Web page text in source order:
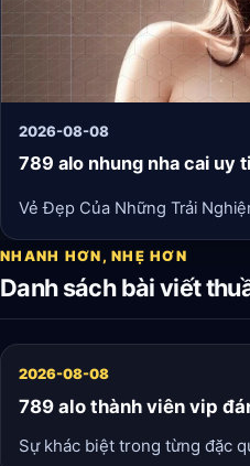
2026-08-08
789 alo nhung nha cai uy
Vẻ Đẹp Của Những Trải
NHANH HƠN, NHẸ HƠN
Danh sách bài viết
2026-08-08
789 alo thành viên vip
Sự khác biệt trong từng đặc